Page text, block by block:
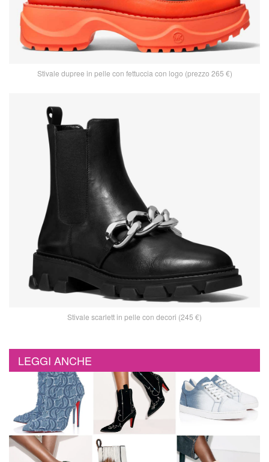
Stivale dupree in pelle con fettuccia con logo (prezzo 265 €)
Stivale scarlett in pelle con decori (245 €)
LEGGI ANCHE